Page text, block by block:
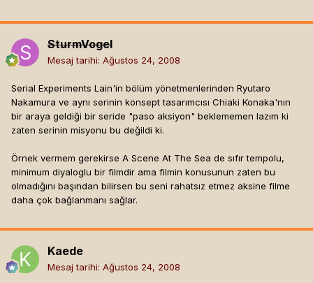
SturmVogel
Mesaj tarihi: Ağustos 24, 2008
Serial Experiments Lain'in bölüm yönetmenlerinden Ryutaro
Nakamura ve aynı serinin konsept tasarımcısı Chiaki Konaka'nın
bir araya geldiği bir seride "paso aksiyon" beklememen lazım ki
zaten serinin misyonu bu değildi ki.
Örnek vermem gerekirse A Scene At The Sea de sıfır tempolu,
minimum diyaloglu bir filmdir ama filmin konusunun zaten bu
olmadığını başından bilirsen bu seni rahatsız etmez aksine filme
daha çok bağlanmanı sağlar.
Kaede
Mesaj tarihi: Ağustos 24, 2008